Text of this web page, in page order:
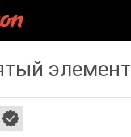
элемент